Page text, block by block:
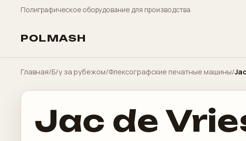
Полиграфическое оборудование для производства
POLMASH
Главная/Б/у за рубежом/Флексографские печатные машины/
Jac de